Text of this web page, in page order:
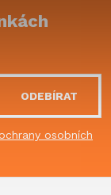
osobních
ODEBÍRAT